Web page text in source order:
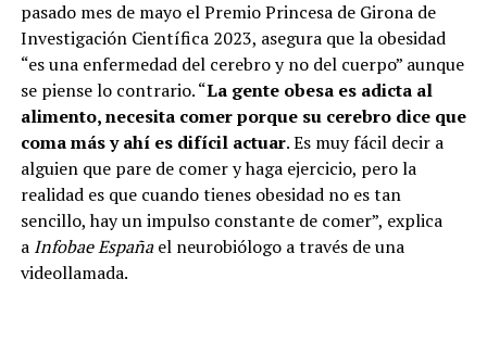
pasado mes de mayo el Premio Princesa de Girona de
Investigación Científica 2023, asegura que la obesidad
“es una enfermedad del cerebro y no del cuerpo” aunque
se piense lo contrario. “La gente obesa es adicta al
alimento, necesita comer porque su cerebro dice que
coma más y ahí es difícil actuar. Es muy fácil decir a
alguien que pare de comer y haga ejercicio, pero la
realidad es que cuando tienes obesidad no es tan
sencillo, hay un impulso constante de comer”, explica
a Infobae Españael neurobiólogo a través de una
videollamada.